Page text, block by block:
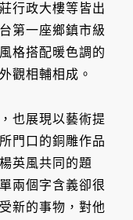
行政大樓等皆出
第一座鄉鎮市級
格搭配暖色調的
觀相輔相成。
也展現以藝術提
門口的銅雕作品
英風共同的題
兩個字含義卻很
新的事物，對他